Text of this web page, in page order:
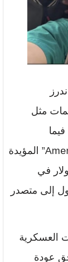
مثل
استثمرت منظمة “American Priorities” المؤيدة
مليون دولار في
إلى متصدر
العسكرية
عودة